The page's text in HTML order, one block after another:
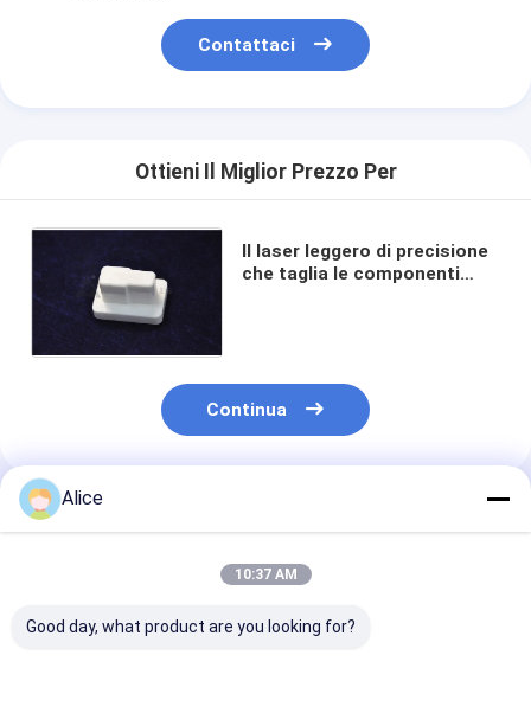
Contattaci
Ottieni Il Miglior Prezzo Per
Il laser leggero di precisione
che taglia le componenti
Continua
Prodotti Raccomandati
Alice
10:37 AM
Good day, what product are you looking for?